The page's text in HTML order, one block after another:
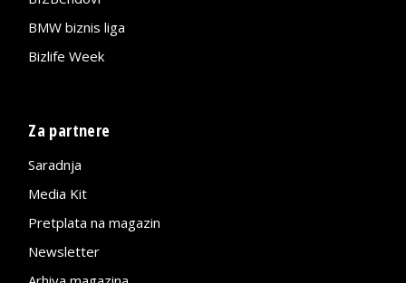
BMW biznis liga
Bizlife Week
Za partnere
Saradnja
Media Kit
Pretplata na magazin
Newsletter